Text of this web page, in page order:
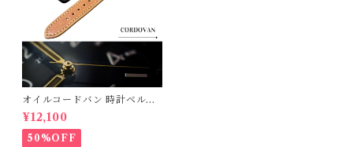
オイルコードバン 時計ベルト
ナチュラル 20mm-18mm
【スタンダード】フルフラッ
ト型 腕時計バンド
¥12,100
50%OFF